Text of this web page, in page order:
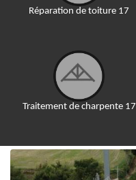
Réparation de toiture 17
Traitement de charpente 17